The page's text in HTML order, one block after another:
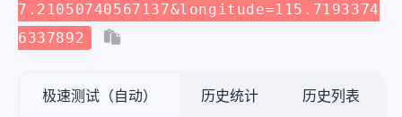
7.21050740567137&longitude=115.7193374
6337892
极速测试（自动） 历史统计 历史列表